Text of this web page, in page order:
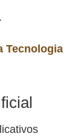
Tecnologia